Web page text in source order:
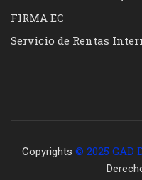
FIRMA EC
Servicio de Rentas
Copyrights © 2025 GAD